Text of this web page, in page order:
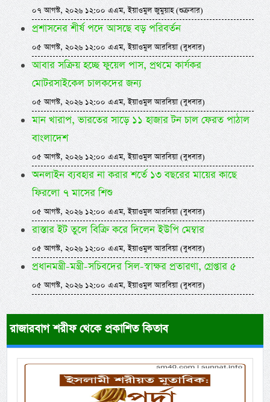
০৭ আগস্ট, ২০২৬ ১২:০০ এএম, ইয়াওমুল জুমুয়াহ (শুক্রবার)
প্রশাসনের শীর্ষ পদে আসছে বড় পরিবর্তন
০৫ আগস্ট, ২০২৬ ১২:০০ এএম, ইয়াওমুল আরবিয়া (বুধবার)
আবার সক্রিয় হচ্ছে ফুয়েল পাস, প্রথমে কার্যকর
মোটরসাইকেল চালকদের জন্য
০৫ আগস্ট, ২০২৬ ১২:০০ এএম, ইয়াওমুল আরবিয়া (বুধবার)
মান খারাপ, ভারতের সাড়ে ১১ হাজার টন চাল ফেরত পাঠাল
বাংলাদেশ
০৫ আগস্ট, ২০২৬ ১২:০০ এএম, ইয়াওমুল আরবিয়া (বুধবার)
অনলাইন ব্যবহার না করার শর্তে ১৩ বছরের মায়ের কাছে
ফিরলো ৭ মাসের শিশু
০৫ আগস্ট, ২০২৬ ১২:০০ এএম, ইয়াওমুল আরবিয়া (বুধবার)
রাস্তার ইট তুলে বিক্রি করে দিলেন ইউপি মেম্বার
০৫ আগস্ট, ২০২৬ ১২:০০ এএম, ইয়াওমুল আরবিয়া (বুধবার)
প্রধানমন্ত্রী-মন্ত্রী-সচিবদের সিল-স্বাক্ষর প্রতারণা, গ্রেপ্তার ৫
০৫ আগস্ট, ২০২৬ ১২:০০ এএম, ইয়াওমুল আরবিয়া (বুধবার)
রাজারবাগ শরীফ থেকে প্রকাশিত কিতাব